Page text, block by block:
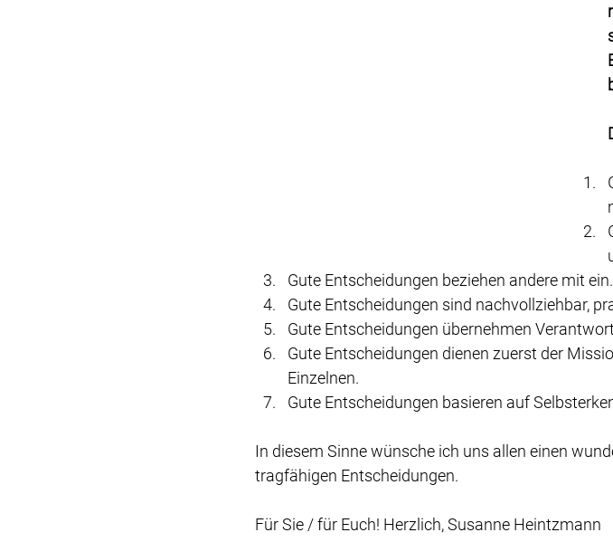
Gute Entscheidungen beziehen andere mit ein.
Gute Entscheidungen sind nachvollziehbar,
Gute Entscheidungen übernehmen
Gute Entscheidungen dienen zuerst der
Einzelnen.
Gute Entscheidungen basieren auf
In diesem Sinne wünsche ich uns allen einen
tragfähigen Entscheidungen.
Für Sie / für Euch! Herzlich, Susanne Heintzmann